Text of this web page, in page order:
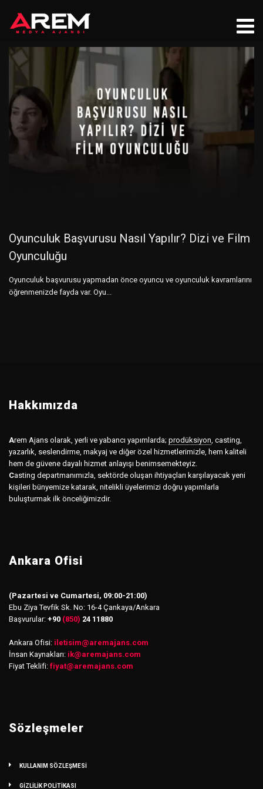
Oyunculuk Başvurusu Nasıl Yapılır? Dizi ve Film
Oyunculuğu
Oyunculuk başvurusu yapmadan önce oyuncu ve oyunculuk kavramlarını
öğrenmenizde fayda var. Oyu...
Hakkımızda
Arem Ajans olarak, yerli ve yabancı yapımlarda; prodüksiyon, casting,
yazarlık, seslendirme, makyaj ve diğer özel hizmetlerimizle, hem kaliteli
hem de güvene dayalı hizmet anlayışı benimsemekteyiz.
Casting departmanımızla, sektörde oluşan ihtiyaçları karşılayacak yeni
kişileri bünyemize katarak, nitelikli üyelerimizi doğru yapımlarla
buluşturmak ilk önceliğimizdir.
Ankara Ofisi
(Pazartesi ve Cumartesi, 09:00-21:00)
Ebu Ziya Tevfik Sk. No: 16-4 Çankaya/Ankara
Başvurular: +90 (850) 24 11880
Ankara Ofisi: iletisim@aremajans.com
İnsan Kaynakları: ik@aremajans.com
Fiyat Teklifi: fiyat@aremajans.com
Sözleşmeler
KULLANIM SÖZLEŞMESİ
GİZLİLİK POLİTİKASI